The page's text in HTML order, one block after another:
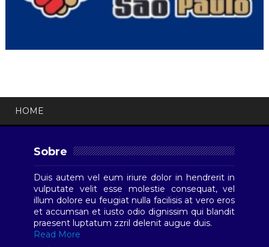
HOME
Sobre
Duis autem vel eum iriure dolor in hendrerit in
vulputate velit esse molestie consequat, vel
illum dolore eu feugiat nulla facilisis at vero eros
et accumsan et iusto odio dignissim qui blandit
praesent luptatum zzril delenit augue duis.
Read More